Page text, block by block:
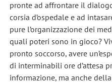
pronte ad affrontare il
corsia d’ospedale e ad
pure l’organizzazione dei
quali poteri sono in gioco?
pronto soccorso, avere
di interminabili ore d’attesa
informazione, ma anche